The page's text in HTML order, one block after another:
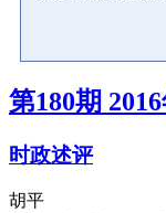
第180期
时政述评
胡平